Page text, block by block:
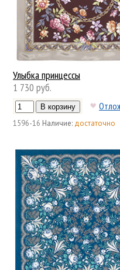
Улыбка принцессы
1 730 руб.
1596-16 Наличие: достаточно